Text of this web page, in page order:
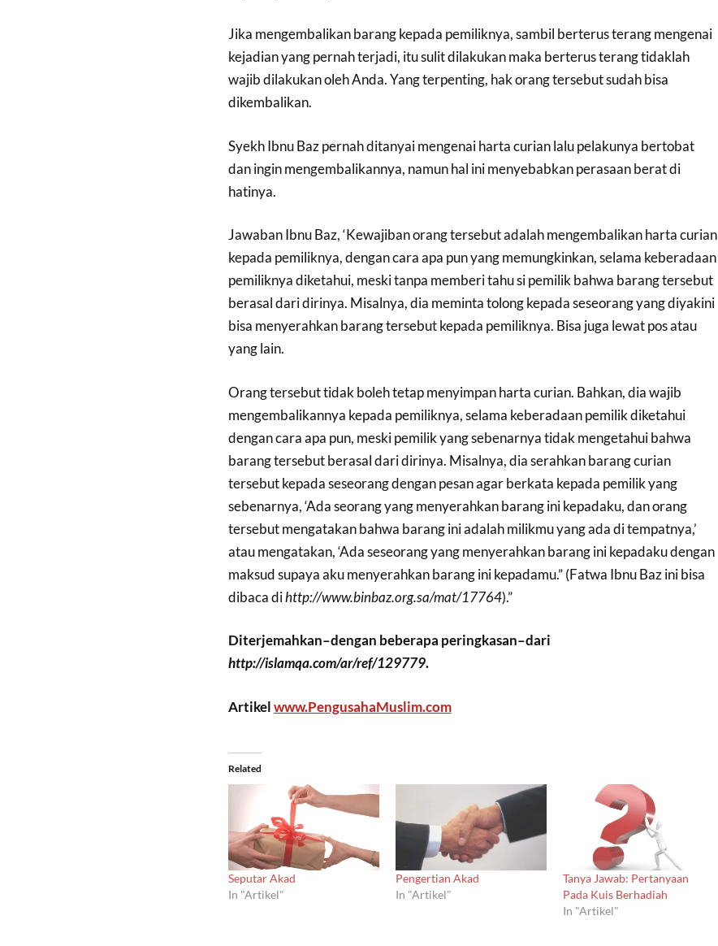
Jika mengembalikan barang kepada pemiliknya, sambil berterus terang mengenai
kejadian yang pernah terjadi, itu sulit dilakukan maka berterus terang tidaklah
wajib dilakukan oleh Anda. Yang terpenting, hak orang tersebut sudah bisa
dikembalikan.
Syekh Ibnu Baz pernah ditanyai mengenai harta curian lalu pelakunya bertobat
dan ingin mengembalikannya, namun hal ini menyebabkan perasaan berat di
hatinya.
Jawaban Ibnu Baz, ‘Kewajiban orang tersebut adalah mengembalikan harta curian
kepada pemiliknya, dengan cara apa pun yang memungkinkan, selama keberadaan
pemiliknya diketahui, meski tanpa memberi tahu si pemilik bahwa barang tersebut
berasal dari dirinya. Misalnya, dia meminta tolong kepada seseorang yang diyakini
bisa menyerahkan barang tersebut kepada pemiliknya. Bisa juga lewat pos atau
yang lain.
Orang tersebut tidak boleh tetap menyimpan harta curian. Bahkan, dia wajib
mengembalikannya kepada pemiliknya, selama keberadaan pemilik diketahui
dengan cara apa pun, meski pemilik yang sebenarnya tidak mengetahui bahwa
barang tersebut berasal dari dirinya. Misalnya, dia serahkan barang curian
tersebut kepada seseorang dengan pesan agar berkata kepada pemilik yang
sebenarnya, ‘Ada seorang yang menyerahkan barang ini kepadaku, dan orang
tersebut mengatakan bahwa barang ini adalah milikmu yang ada di tempatnya,’
atau mengatakan, ‘Ada seseorang yang menyerahkan barang ini kepadaku dengan
maksud supaya aku menyerahkan barang ini kepadamu.” (Fatwa Ibnu Baz ini bisa
dibaca dihttp://www.binbaz.org.sa/mat/17764).”
Diterjemahkan–dengan beberapa peringkasan–dari
http://islamqa.com/ar/ref/129779.
Artikelwww.PengusahaMuslim.com
Related
Seputar Akad
In "Artikel"
Pengertian Akad
In "Artikel"
Tanya Jawab: Pertanyaan
Pada Kuis Berhadiah
In "Artikel"